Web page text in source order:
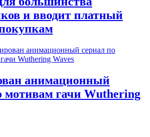
и вводит платный
анимационный
мотивам гачи Wuthering